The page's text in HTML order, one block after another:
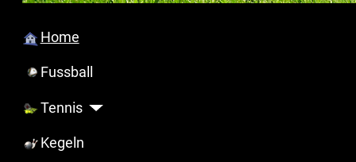
Home
Fussball
Tennis
Kegeln